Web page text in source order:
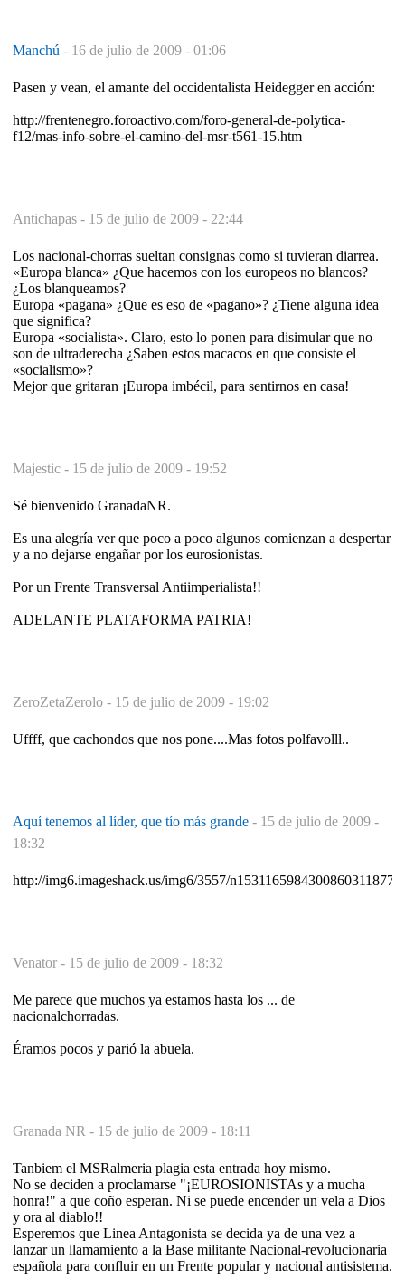
Manchú - 16 de julio de 2009 - 01:06
Pasen y vean, el amante del occidentalista Heidegger en acción:
http://frentenegro.foroactivo.com/foro-general-de-polytica-
f12/mas-info-sobre-el-camino-del-msr-t561-15.htm
Antichapas - 15 de julio de 2009 - 22:44
Los nacional-chorras sueltan consignas como si tuvieran diarrea.
«Europa blanca» ¿Que hacemos con los europeos no blancos?
¿Los blanqueamos?
Europa «pagana» ¿Que es eso de «pagano»? ¿Tiene alguna idea
que significa?
Europa «socialista». Claro, esto lo ponen para disimular que no
son de ultraderecha ¿Saben estos macacos en que consiste el
«socialismo»?
Mejor que gritaran ¡Europa imbécil, para sentirnos en casa!
Majestic - 15 de julio de 2009 - 19:52
Sé bienvenido GranadaNR.
Es una alegría ver que poco a poco algunos comienzan a despertar
y a no dejarse engañar por los eurosionistas.
Por un Frente Transversal Antiimperialista!!
ADELANTE PLATAFORMA PATRIA!
ZeroZetaZerolo - 15 de julio de 2009 - 19:02
Uffff, que cachondos que nos pone....Mas fotos polfavolll..
Aquí tenemos al líder, que tío más grande - 15 de julio de 2009 -
18:32
http://img6.imageshack.us/img6/3557/
Venator - 15 de julio de 2009 - 18:32
Me parece que muchos ya estamos hasta los ... de
nacionalchorradas.
Éramos pocos y parió la abuela.
Granada NR - 15 de julio de 2009 - 18:11
Tanbiem el MSRalmeria plagia esta entrada hoy mismo.
No se deciden a proclamarse "¡EUROSIONISTAs y a mucha
honra!" a que coño esperan. Ni se puede encender un vela a Dios
y ora al diablo!!
Esperemos que Linea Antagonista se decida ya de una vez a
lanzar un llamamiento a la Base militante Nacional-revolucionaria
española para confluir en un Frente popular y nacional antisistema.